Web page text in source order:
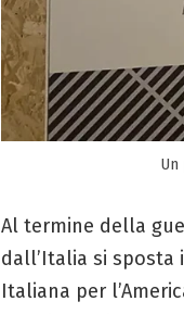
Al termine della
dall’Italia si sposta
Italiana per